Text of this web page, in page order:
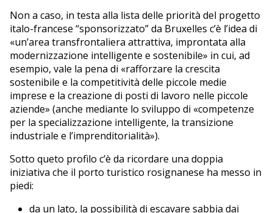
Non a caso, in testa alla lista delle priorità del progetto
italo-francese “sponsorizzato” da Bruxelles c’è l’idea di
«un’area transfrontaliera attrattiva, improntata alla
modernizzazione intelligente e sostenibile» in cui, ad
esempio, vale la pena di «rafforzare la crescita
sostenibile e la competitività delle piccole medie
imprese e la creazione di posti di lavoro nelle piccole
aziende» (anche mediante lo sviluppo di «competenze
per la specializzazione intelligente, la transizione
industriale e l’imprenditorialità»).
Sotto queto profilo c’è da ricordare una doppia
iniziativa che il porto turistico rosignanese ha messo in
piedi:
da un lato, la possibilità di escavare sabbia dai